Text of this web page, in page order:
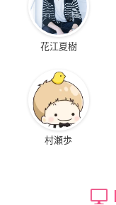
花江夏樹
村瀬歩